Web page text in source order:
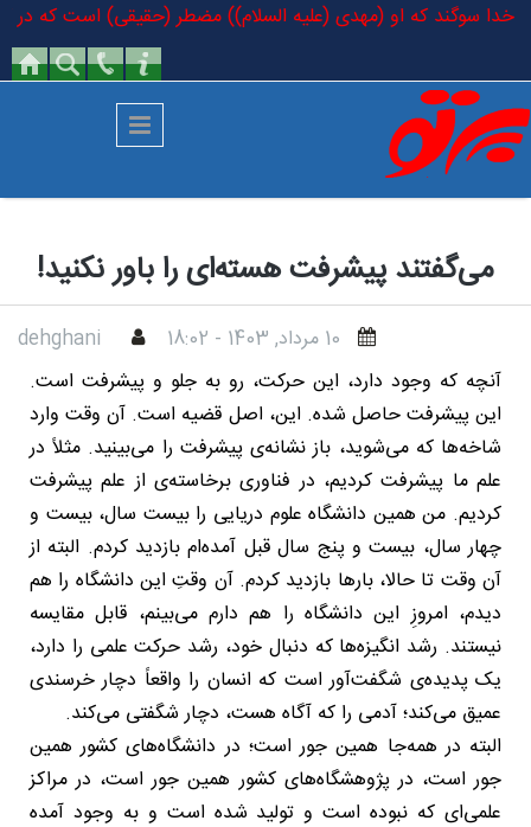
رفتن به محتوای اصلی
به خدا سوگند که او (مهدی (علیه السلام)) مضطر (حقیقی) است که در
می‌گفتند پیشرفت هسته‌ای را باور نکنید!
10 مرداد, 1403 - 18:02
dehghani
آنچه که وجود دارد، این حرکت، رو به جلو و پیشرفت است.
این پیشرفت حاصل شده. این، اصل قضیه است. آن وقت وارد
شاخه‌ها که می‌شوید، باز نشانه‌ی پیشرفت را می‌بینید. مثلاً در
علم ما پیشرفت کردیم، در فناوری برخاسته‌ی از علم پیشرفت
کردیم. من همین دانشگاه علوم دریایی را بیست سال، بیست و
چهار سال، بیست و پنج سال قبل آمده‌ام بازدید کردم. البته از
آن وقت تا حالا، بارها بازدید کردم. آن وقتِ این دانشگاه را هم
دیدم، امروزِ این دانشگاه را هم دارم می‌بینم، قابل مقایسه
نیستند. رشد انگیزه‌ها که دنبال خود، رشد حرکت علمی را دارد،
یک پدیده‌ی شگفت‌آور است که انسان را واقعاً دچار خرسندی
عمیق می‌کند؛ آدمی را که آگاه هست، دچار شگفتی می‌کند.
البته در همه‌جا همین جور است؛ در دانشگاه‌های کشور همین
جور است، در پژوهشگاه‌های کشور همین جور است، در مراکز
علمی‌ای که نبوده است و تولید شده است و به وجود آمده